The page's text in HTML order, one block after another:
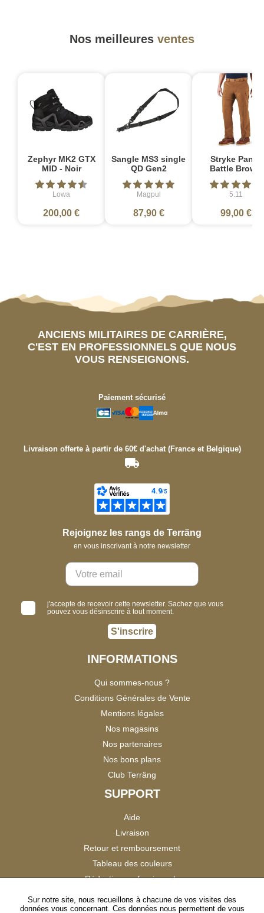
Nos meilleures ventes
Zephyr MK2 GTX
MID - Noir
Lowa
200,00 €
Sangle MS3 single
QD Gen2
Magpul
87,90 €
Stryke Pant -
Battle Brown
5.11
99,00 €
ANCIENS MILITAIRES DE CARRIÈRE,
C'EST EN PROFESSIONNELS QUE NOUS
VOUS RENSEIGNONS.
Paiement sécurisé
Livraison offerte à partir de 60€ d'achat (France et Belgique)
Rejoignez les rangs de Terräng
en vous inscrivant à notre newsletter
j'accepte de recevoir cette newsletter. Sachez que vous
pouvez vous désinscrire à tout moment.
S'inscrire
INFORMATIONS
Qui sommes-nous ?
Conditions Générales de Vente
Mentions légales
Nos magasins
Nos partenaires
Nos bons plans
Club Terräng
SUPPORT
Aide
Livraison
Retour et remboursement
Tableau des couleurs
Réduction professionnels
Satisfaction Clients
Sur notre site, nous recueillons à chacune de vos visites des
données vous concernant. Ces données nous permettent de vous